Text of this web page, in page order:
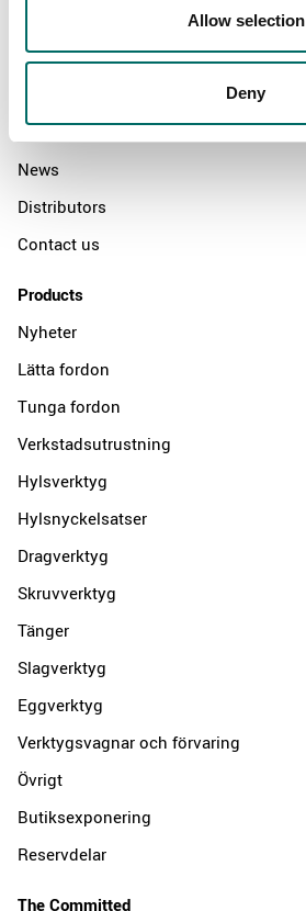
Allow selection
Deny
About
The Kamasa Tools warranty
News
Distributors
Contact us
Products
Nyheter
Lätta fordon
Tunga fordon
Verkstadsutrustning
Hylsverktyg
Hylsnyckelsatser
Dragverktyg
Skruvverktyg
Tänger
Slagverktyg
Eggverktyg
Verktygsvagnar och förvaring
Övrigt
Butiksexponering
Reservdelar
The Committed